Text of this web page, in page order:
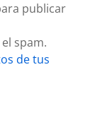
publicar
spam.
de tus